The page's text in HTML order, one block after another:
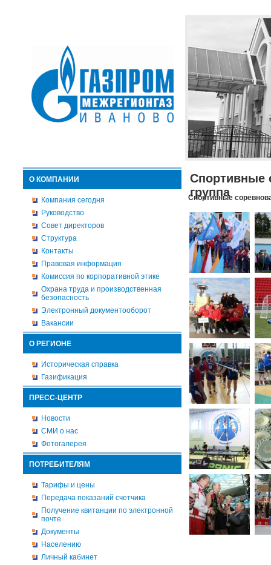
О КОМПАНИИ
Компания сегодня
Руководство
Совет директоров
Структура
Контакты
Правовая информация
Комиссия по корпоративной этике
Охрана труда и производственная
безопасность
Электронный документооборот
Вакансии
О РЕГИОНЕ
Историческая справка
Газификация
ПРЕСС-ЦЕНТР
Новости
СМИ о нас
Фотогалерея
ПОТРЕБИТЕЛЯМ
Тарифы и цены
Передача показаний счетчика
Получение квитанции по электронной
почте
Документы
Населению
Личный кабинет
Спортивные
группа
Спортивные